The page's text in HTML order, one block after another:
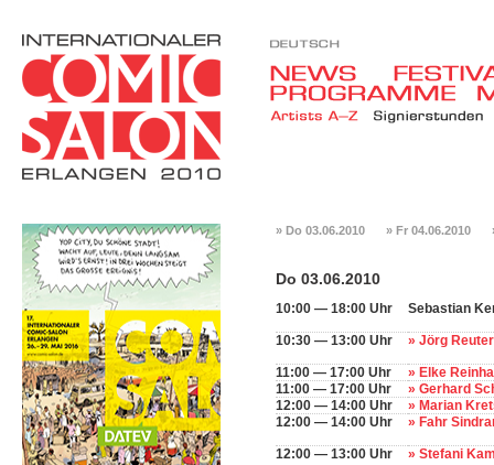
» Do 03.06.2010 » Fr 04.06.2010
Do 03.06.2010
10:00 — 18:00 Uhr Sebastian
10:30 — 13:00 Uhr » Jörg
11:00 — 17:00 Uhr
» Elke
11:00 — 17:00 Uhr
» Gerhard
12:00 — 14:00 Uhr
» Marian
12:00 — 14:00 Uhr
» Fahr
12:00 — 13:00 Uhr » Stefani